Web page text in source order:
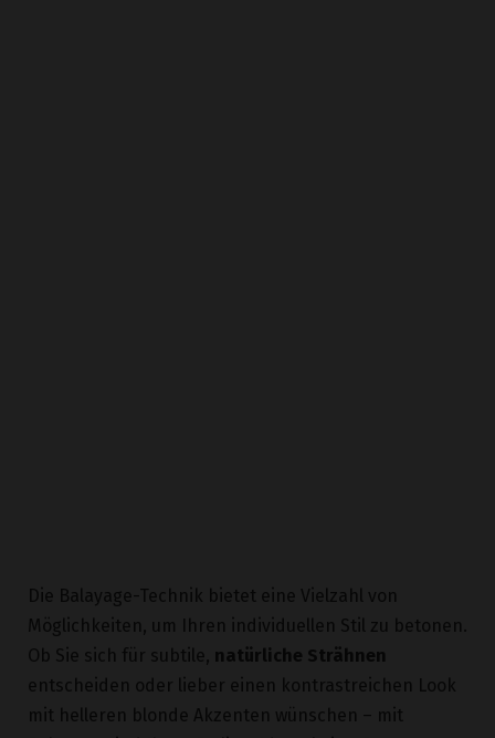
Ob Sie sich für subtile,natürliche Strähnen
entscheiden oder lieber einen kontrastreichen Look
mit helleren blonde Akzenten wünschen – mit
Balayage sind Ihren Styling-Ideen keine Grenzen
gesetzt.